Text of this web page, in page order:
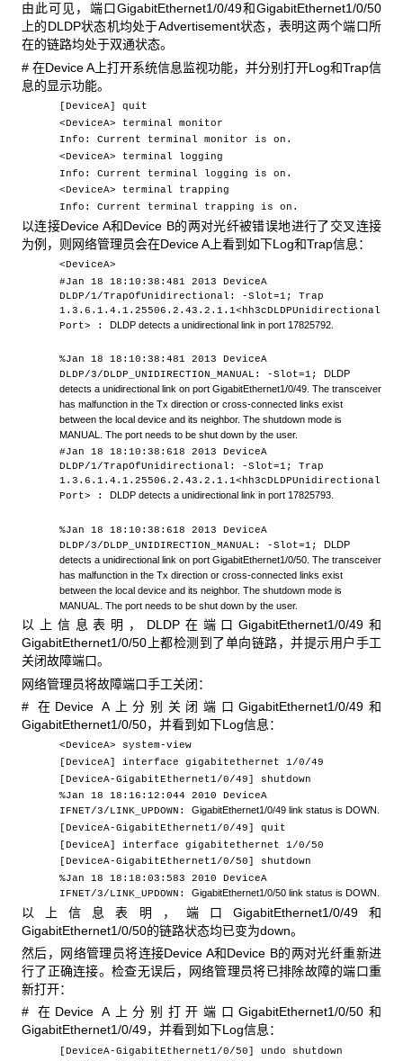
由此可见，端口GigabitEthernet1/0/49和GigabitEthernet1/0/50
上的DLDP状态机均处于Advertisement状态，表明这两个端口所
在的链路均处于双通状态。
# 在Device A上打开系统信息监视功能，并分别打开Log和Trap信
息的显示功能。
[DeviceA] quit
<DeviceA> terminal monitor
Info: Current terminal monitor is on.
<DeviceA> terminal logging
Info: Current terminal logging is on.
<DeviceA> terminal trapping
Info: Current terminal trapping is on.
以连接Device A和Device B的两对光纤被错误地进行了交叉连接
为例，则网络管理员会在Device A上看到如下Log和Trap信息：
<DeviceA>
#Jan 18 18:10:38:481 2013 DeviceA
DLDP/1/TrapOfUnidirectional: -Slot=1; Trap
1.3.6.1.4.1.25506.2.43.2.1.1<hh3cDLDPUnidirectional
Port> : DLDP detects a unidirectional link in port 17825792.
%Jan 18 18:10:38:481 2013 DeviceA
DLDP/3/DLDP_UNIDIRECTION_MANUAL: -Slot=1; DLDP
detects a unidirectional link on port GigabitEthernet1/0/49. The transceiver
has malfunction in the Tx direction or cross-connected links exist
between the local device and its neighbor. The shutdown mode is
MANUAL. The port needs to be shut down by the user.
#Jan 18 18:10:38:618 2013 DeviceA
DLDP/1/TrapOfUnidirectional: -Slot=1; Trap
1.3.6.1.4.1.25506.2.43.2.1.1<hh3cDLDPUnidirectional
Port> :
DLDP detects a unidirectional link in port 17825793.
%Jan 18 18:10:38:618 2013 DeviceA
DLDP/3/DLDP_UNIDIRECTION_MANUAL: -Slot=1; DLDP
detects a unidirectional link on port GigabitEthernet1/0/50. The transceiver
has malfunction in the Tx direction or cross-connected links exist
between the local device and its neighbor. The shutdown mode is
MANUAL. The port needs to beshut down by the user.
以上信息表明，DLDP在端口GigabitEthernet1/0/49和
GigabitEthernet1/0/50上都检测到了单向链路，并提示用户手工
关闭故障端口。
网络管理员将故障端口手工关闭：
# 在Device A上分别关闭端口GigabitEthernet1/0/49和
GigabitEthernet1/0/50，并看到如下Log信息：
<DeviceA> system-view
[DeviceA] interface gigabitethernet 1/0/49
[DeviceA-GigabitEthernet1/0/49] shutdown
%Jan 18 18:16:12:044 2010 DeviceA
IFNET/3/LINK_UPDOWN: GigabitEthernet1/0/49link status is DOWN.
[DeviceA-GigabitEthernet1/0/49] quit
[DeviceA] interface gigabitethernet 1/0/50
[DeviceA-GigabitEthernet1/0/50] shutdown
%Jan 18 18:18:03:583 2010 DeviceA
IFNET/3/LINK_UPDOWN: GigabitEthernet1/0/50link status is DOWN.
以上信息表明，端口GigabitEthernet1/0/49和
GigabitEthernet1/0/50的链路状态均已变为down。
然后，网络管理员将连接Device A和Device B的两对光纤重新进
行了正确连接。检查无误后，网络管理员将已排除故障的端口重
新打开：
# 在Device A上分别打开端口GigabitEthernet1/0/50和
GigabitEthernet1/0/49，并看到如下Log信息：
[DeviceA-GigabitEthernet1/0/50] undo shutdown